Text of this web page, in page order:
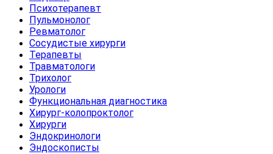
Психотерапевт
Пульмонолог
Ревматолог
Сосудистые хирурги
Терапевты
Травматологи
Трихолог
Урологи
Функциональная диагностика
Хирург-колопроктолог
Хирурги
Эндокринологи
Эндоскописты